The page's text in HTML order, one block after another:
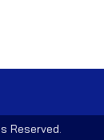
Reserved.